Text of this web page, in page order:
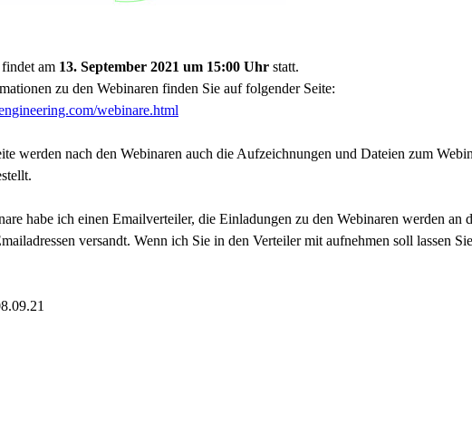
am 13. September 2021 um 15:00 Uhr statt.
zu den Webinaren finden Sie auf folgender Seite:
webinare.html
werden nach den Webinaren auch die Aufzeichnungen und Dateien zum
habe ich einen Emailverteiler, die Einladungen zu den Webinaren werden an
versandt. Wenn ich Sie in den Verteiler mit aufnehmen soll lassen